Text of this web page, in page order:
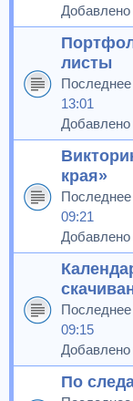
листы
13:01
края»
09:21
09:15
По